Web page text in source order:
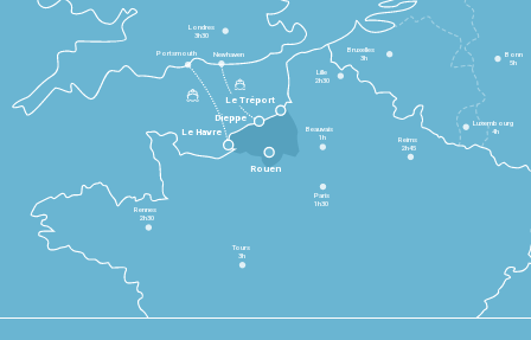
Le Havre
Dieppe
Le Tréport
Rennes
2h30
Tours
3h
Paris
1h30
Beauvais
1h
Reims
2h45
Lille
2h30
Bruxelles
3h
Londres
3h30
Newhaven
Portsmouth
Bonn
5h
Luxembourg
4h
Rouen